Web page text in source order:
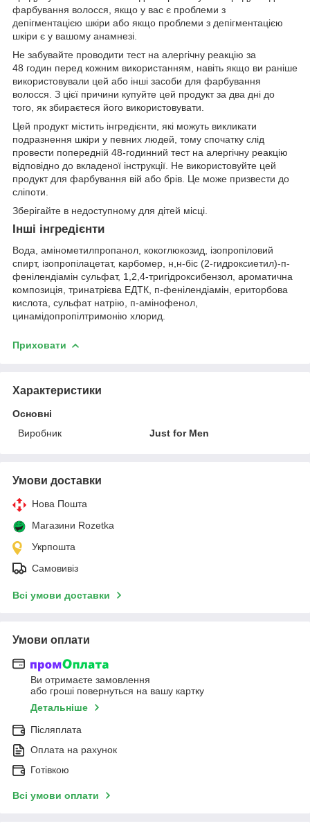
фарбування волосся, якщо у вас є проблеми з
депігментацією шкіри або якщо проблеми з депігментацією
шкіри є у вашому анамнезі.
Не забувайте проводити тест на алергічну реакцію за
48 годин перед кожним використанням, навіть якщо ви раніше
використовували цей або інші засоби для фарбування
волосся. З цієї причини купуйте цей продукт за два дні до
того, як збираєтеся його використовувати.
Цей продукт містить інгредієнти, які можуть викликати
подразнення шкіри у певних людей, тому спочатку слід
провести попередній 48-годинний тест на алергічну реакцію
відповідно до вкладеної інструкції. Не використовуйте цей
продукт для фарбування вій або брів. Це може призвести до
сліпоти.
Зберігайте в недоступному для дітей місці.
Інші інгредієнти
Вода, амінометилпропанол, кокоглюкозид, ізопропіловий
спирт, ізопропілацетат, карбомер, н,н-біс (2-гидроксиетил)-п-
фенілендіамін сульфат, 1,2,4-тригідроксибензол, ароматична
композиція, тринатрієва ЕДТК, п-фенілендіамін, ериторбова
кислота, сульфат натрію, п-амінофенол,
цинамідопропілтримонію хлорид.
Приховати
Характеристики
Основні
Виробник
Just for Men
Умови доставки
Нова Пошта
Магазини Rozetka
Укрпошта
Самовивіз
Всі умови доставки
Умови оплати
Ви отримаєте замовлення
або гроші повернуться на вашу картку
Детальніше
Післяплата
Оплата на рахунок
Готівкою
Всі умови оплати